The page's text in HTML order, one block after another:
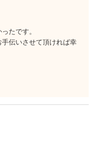
たです。
伝いさせて頂ければ幸